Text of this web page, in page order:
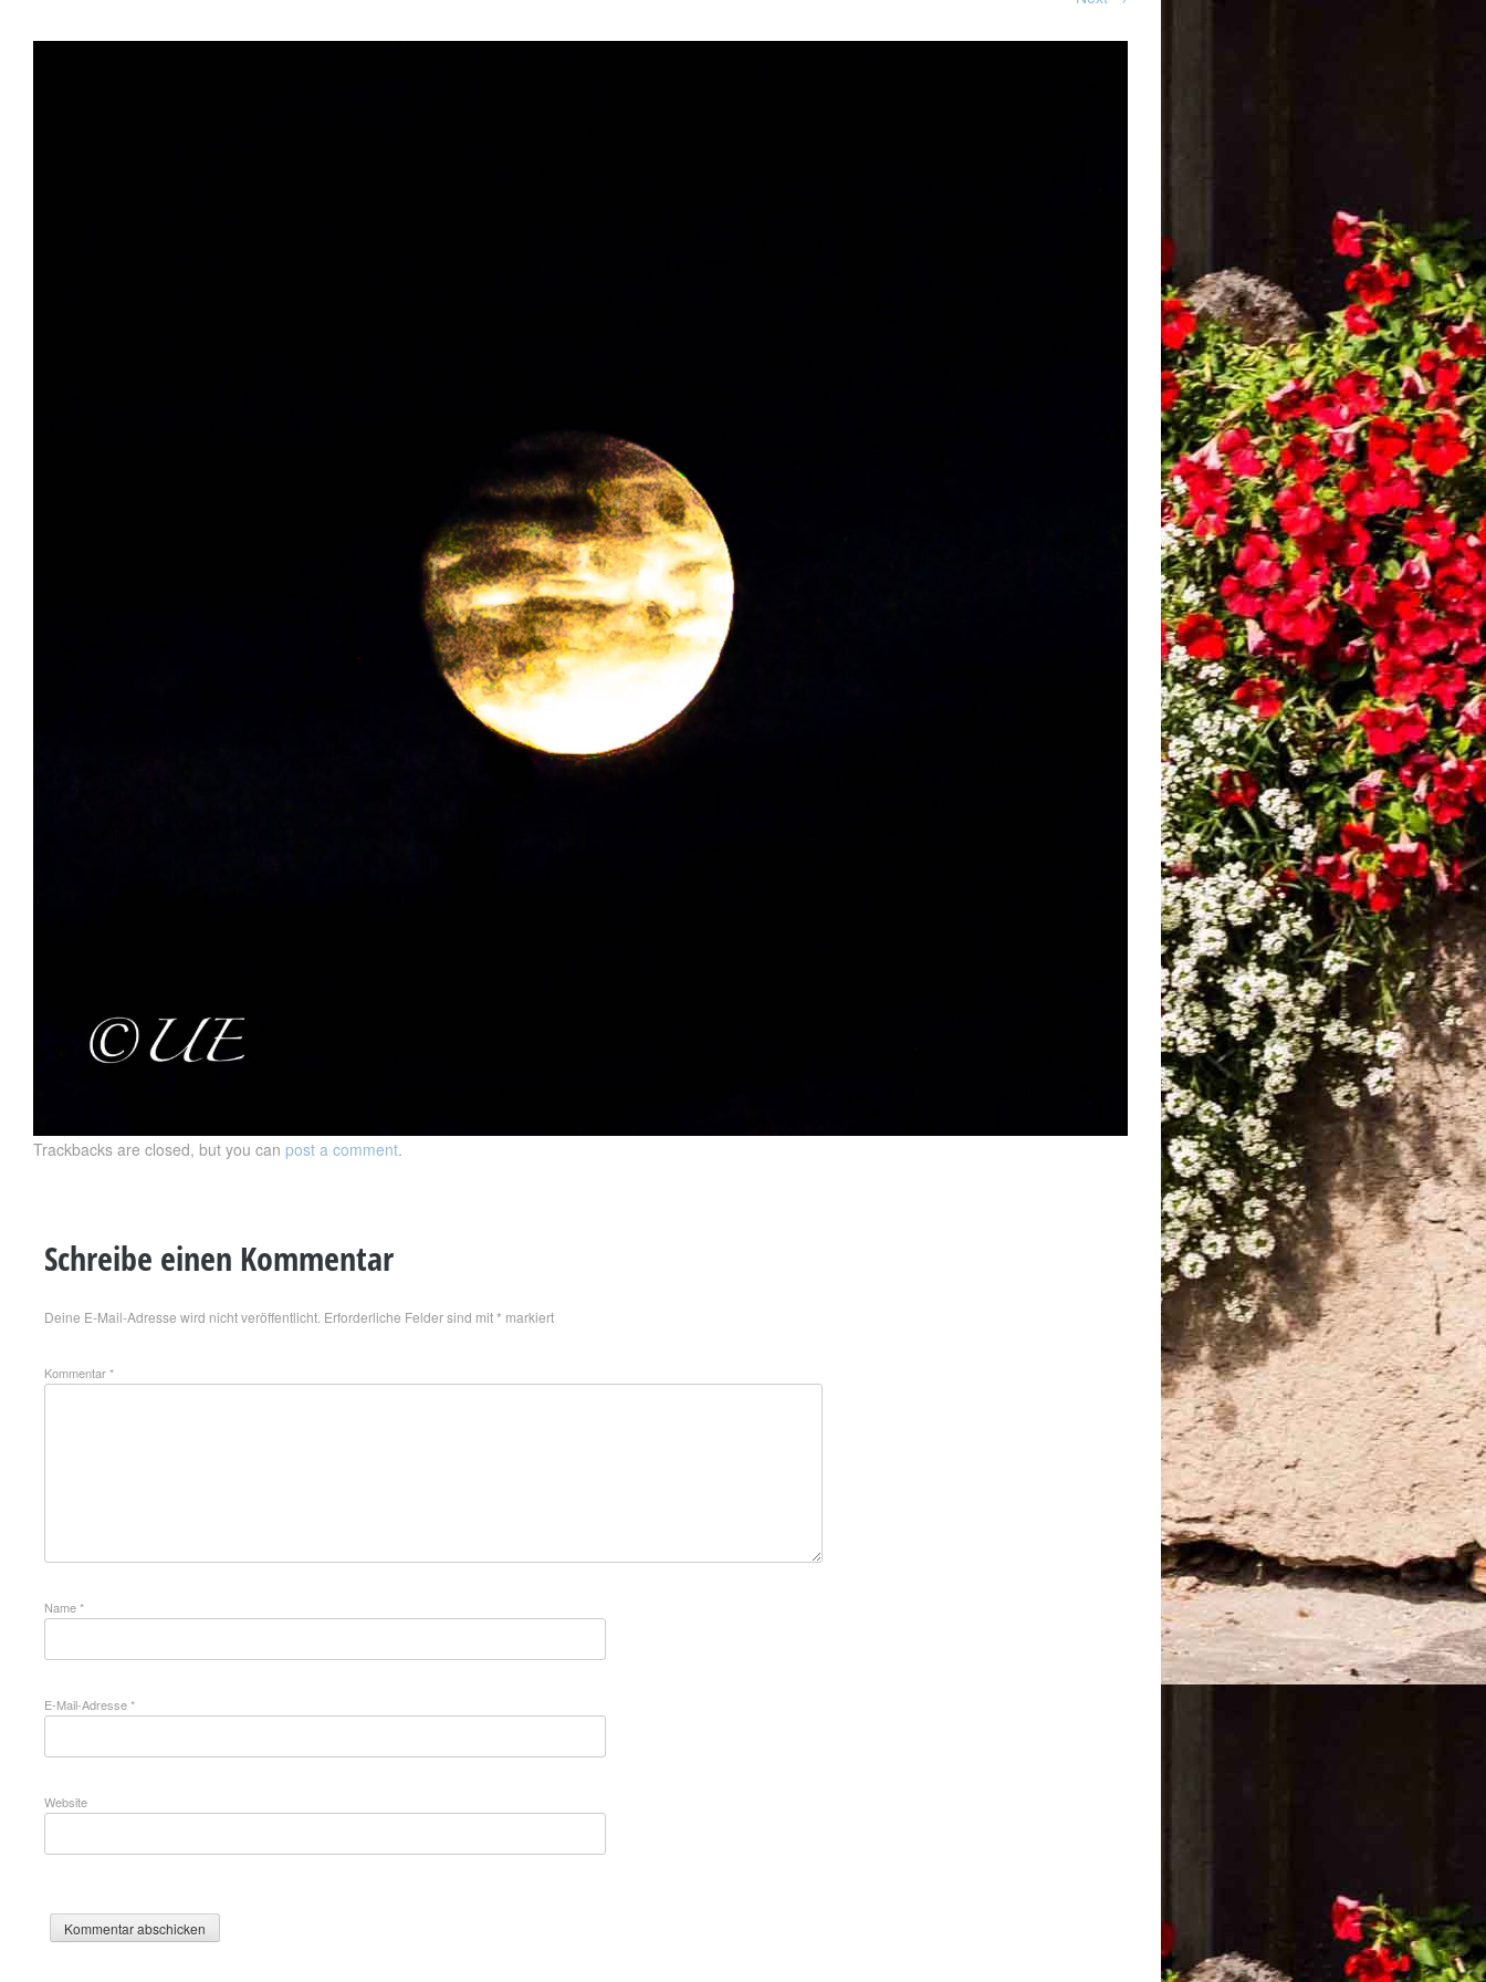
Trackbacks are closed, but you can post a comment.
Schreibe einen Kommentar
Deine E-Mail-Adresse wird nicht veröffentlicht. Erforderliche Felder sind mit* markiert
Kommentar*
Name*
E-Mail-Adresse*
Website